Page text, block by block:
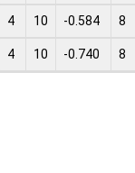
4 10 -0.584 8
4 10 -0.740 8